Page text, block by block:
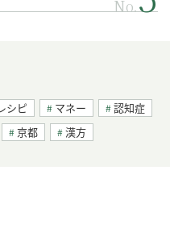
No.
シピ マネー
認知症
京都 漢方